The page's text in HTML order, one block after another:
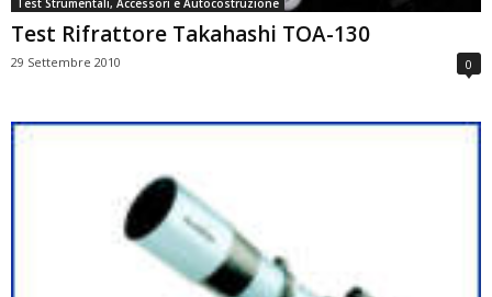
Test Rifrattore Takahashi TOA-130
29 Settembre 2010 0